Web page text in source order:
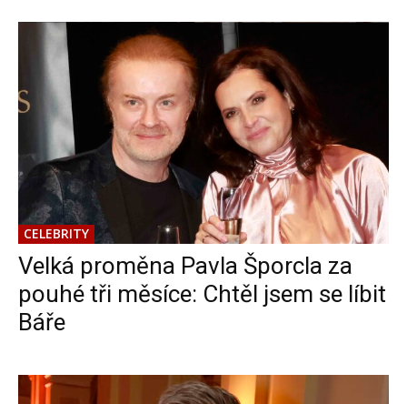
CELEBRITY
Velká proměna Pavla Šporcla za
pouhé tři měsíce: Chtěl jsem se líbit
Báře